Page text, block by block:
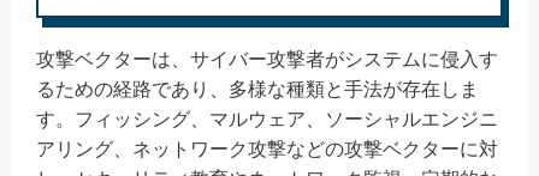
攻撃ベクターは、サイバー攻撃者がシステムに侵入す
るための経路であり、多様な種類と手法が存在しま
す。フィッシング、マルウェア、ソーシャルエンジニ
アリング、ネットワーク攻撃などの攻撃ベクターに対